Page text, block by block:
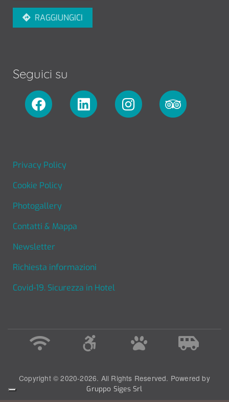
RAGGIUNGICI
Seguici su
Privacy Policy
Cookie Policy
Photogallery
Contatti & Mappa
Newsletter
Richiesta informazioni
Covid-19. Sicurezza in Hotel
Copyright © 2020-2026. All Rights Reserved. Powered by
Gruppo Siges Srl